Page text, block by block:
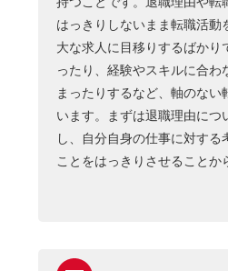
はっきりしないまま転職活動
大な求人に目移りするばかり
ったり、経験やスキルに合わ
まったりするなど、軸のない
います。まずは退職理由につ
し、自分自身の仕事に対す
ことをはっきりさせることか